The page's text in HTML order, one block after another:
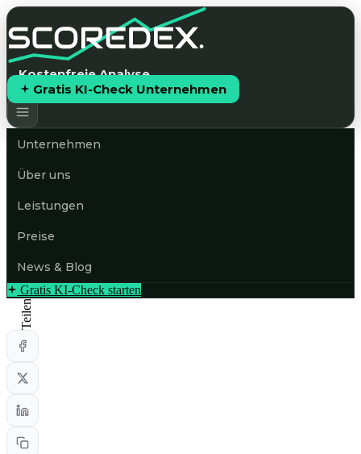
Kostenfreie Analyse
Gratis KI-Check Unternehmen
Unternehmen
Über uns
Leistungen
Preise
News & Blog
Gratis KI-Check starten
Teilen